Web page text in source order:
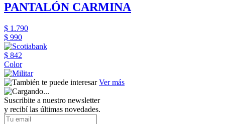
PANTALÓN CARMINA
$ 1.790
$ 990
$ 842
Color
Ver más
Suscribite a nuestro newsletter
y recibí las últimas novedades.